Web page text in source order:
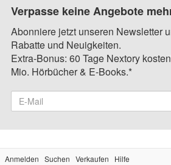
Verpasse keine Angebote
Abonniere jetzt unseren Newsletter
Rabatte und Neuigkeiten.
Extra-Bonus: 60 Tage Nextory
Mio. Hörbücher & E-Books.*
Anmelden Suchen Verkaufen
Hilfe